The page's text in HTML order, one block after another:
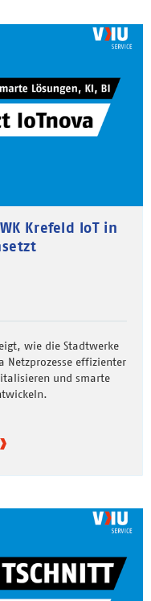
Krefeld IoT in
wie die Stadtwerke
Netzprozesse effizienter
und smarte